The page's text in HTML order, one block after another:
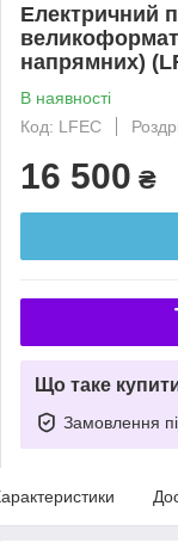
Електричний
напрямних)
В наявності
Код: LFEC
16 500 ₴
Що таке
Замовлення